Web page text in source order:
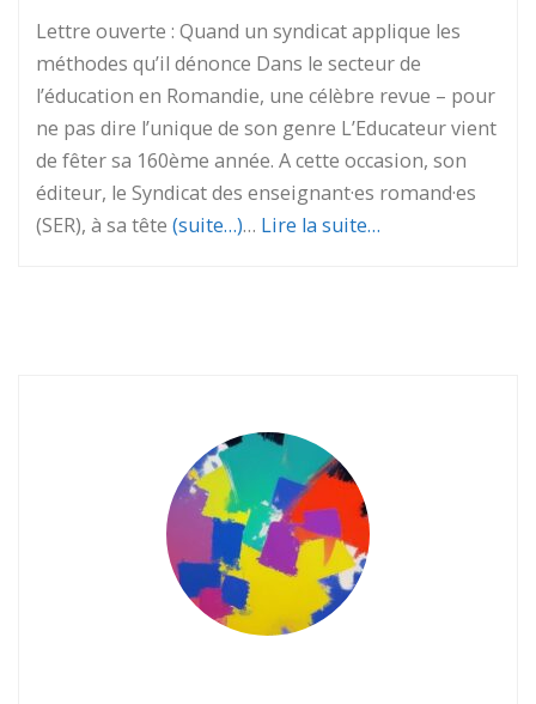
Lettre ouverte : Quand un syndicat applique les
méthodes qu’il dénonce Dans le secteur de
l’éducation en Romandie, une célèbre revue – pour
ne pas dire l’unique de son genre L’Educateur vient
de fêter sa 160ème année. A cette occasion, son
éditeur, le Syndicat des enseignant·es romand·es
(SER), à sa tête (suite…)… Lire la suite…